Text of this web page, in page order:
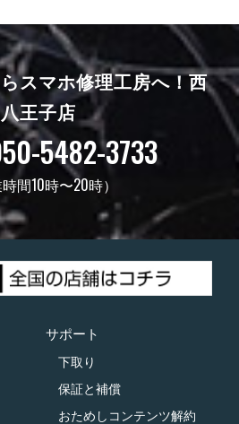
スマホ修理工房へ！ 西
八王子店
5482-3733
時間10時〜20時）
サポート
下取り
保証と補償
おためしコンテンツ解約